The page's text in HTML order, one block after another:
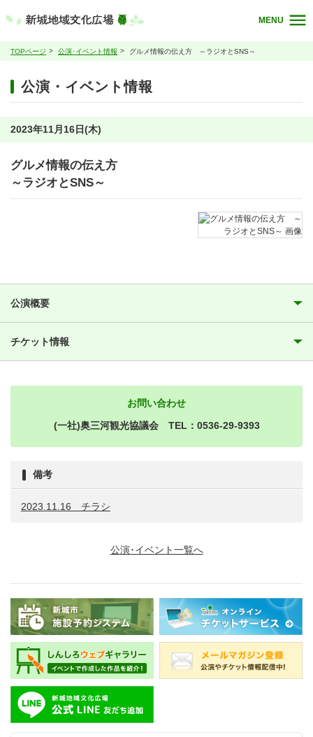
MENU
TOPページ 公演･イベント情報 グルメ情報の伝え方 ～ラジオとSNS～
公演・イベント情報
2023年11月16日(木)
グルメ情報の伝え方
～ラジオとSNS～
公演概要
チケット情報
お問い合わせ
(一社)奥三河観光協議会 TEL：0536-29-9393
備考
2023.11.16 チラシ
公演･イベント一覧へ